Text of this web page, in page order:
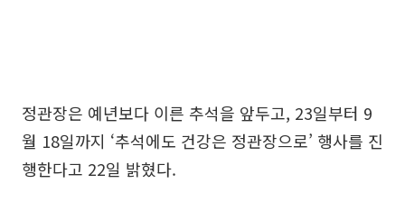
정관장은 예년보다 이른 추석을 앞두고, 23일부터 9
월 18일까지 ‘추석에도 건강은 정관장으로’ 행사를 진
행한다고 22일 밝혔다.